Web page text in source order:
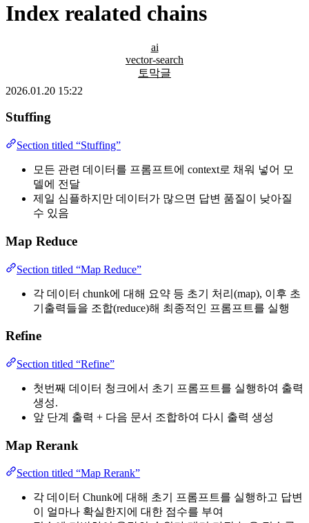
Index realated chains
ai
vector-search
토막글
2026.01.20 15:22
Stuffing
Section titled “Stuffing”
모든 관련 데이터를 프롬프트에 context로 채워 넣어 모
델에 전달
제일 심플하지만 데이터가 많으면 답변 품질이 낮아질
수 있음
Map Reduce
Section titled “Map Reduce”
각 데이터 chunk에 대해 요약 등 초기 처리(map), 이후 초
기출력들을 조합(reduce)해 최종적인 프롬프트를 실행
Refine
Section titled “Refine”
첫번째 데이터 청크에서 초기 프롬프트를 실행하여 출력
생성.
앞 단계 출력 + 다음 문서 조합하여 다시 출력 생성
Map Rerank
Section titled “Map Rerank”
각 데이터 Chunk에 대해 초기 프롬프트를 실행하고 답변
이 얼마나 확실한지에 대한 점수를 부여